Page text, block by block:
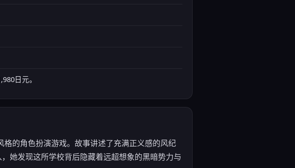
日元。
的角色扮演游戏。故事讲述了充满正义感的风纪
她发现这所学校背后隐藏着远超想象的黑暗势力与